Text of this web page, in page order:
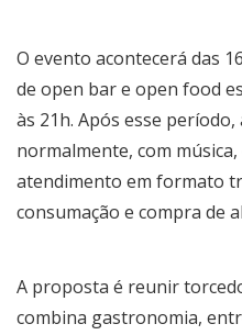
O evento acontecerá das
de open bar e open food
às 21h. Após esse
normalmente, com
atendimento em formato
consumação e compra de
A proposta é reunir
combina gastronomia,